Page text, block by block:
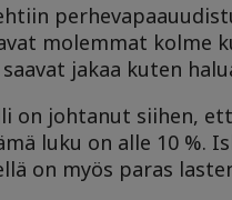
molemmat kolme
jakaa kuten
on johtanut siihen,
luku on alle 10 %.
on myös paras